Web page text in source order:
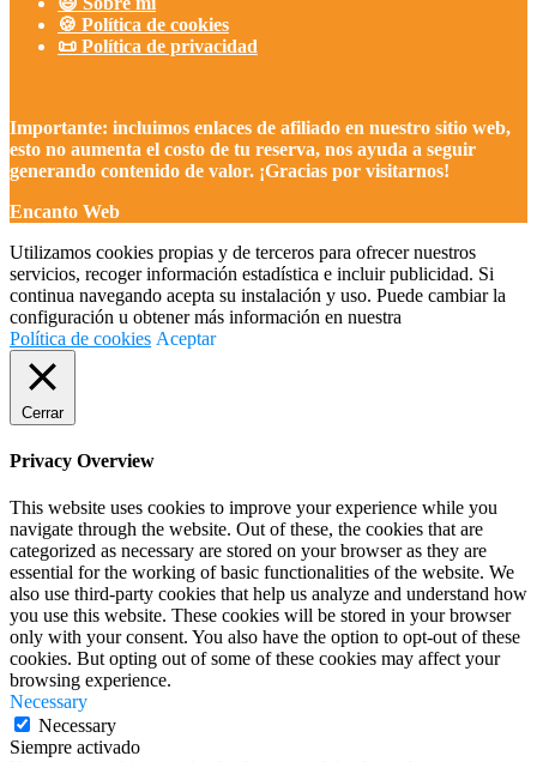
🍪 Política de cookies
📜 Política de privacidad
Importante: incluimos enlaces de afiliado en nuestro sitio web,
esto no aumenta el costo de tu reserva, nos ayuda a seguir
generando contenido de valor. ¡Gracias por visitarnos!
Encanto Web
Utilizamos cookies propias y de terceros para ofrecer nuestros
servicios, recoger información estadística e incluir publicidad. Si
continua navegando acepta su instalación y uso. Puede cambiar la
configuración u obtener más información en nuestra
Política de cookies Aceptar
Cerrar
Privacy Overview
This website uses cookies to improve your experience while you
navigate through the website. Out of these, the cookies that are
categorized as necessary are stored on your browser as they are
essential for the working of basic functionalities of the website. We
also use third-party cookies that help us analyze and understand how
you use this website. These cookies will be stored in your browser
only with your consent. You also have the option to opt-out of these
cookies. But opting out of some of these cookies may affect your
browsing experience.
Necessary
Necessary
Siempre activado